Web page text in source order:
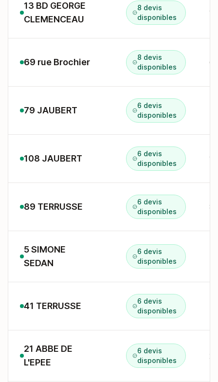
13 BD GEORGE
CLEMENCEAU
8 devis
disponibles
69 rue Brochier
8 devis
disponibles
79 JAUBERT
6 devis
disponibles
108 JAUBERT
6 devis
disponibles
89 TERRUSSE
6 devis
disponibles
5 SIMONE
SEDAN
6 devis
disponibles
41 TERRUSSE
6 devis
disponibles
21 ABBE DE
L'EPEE
6 devis
disponibles